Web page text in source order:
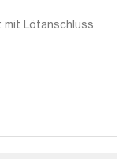
mit Lötanschluss